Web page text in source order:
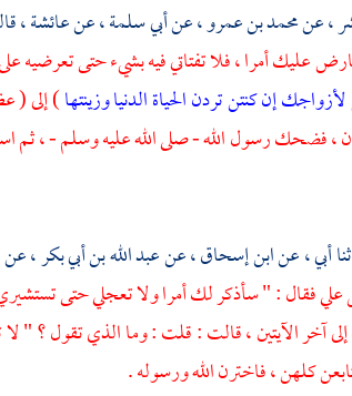
،عنمحمد بن عمرو ،عنأبي سلمة ،عنعائشة ،
عليك أمرا ، فلا تفتاتي فيه بشيء حتى تعرضيه
لأزواجك إن كنتن تردن الحياة الدنيا وزينتها) إلى (
،فضحك رسول الله - صلى الله عليه وسلم - ، ثم
أبي ، عنابن إسحاق ،عنعبد الله بن أبي بكر ،عن
علي فقال : " سأذكر لك أمرا ولا تعجلي حتى
إلى آخر الآيتين ، قالت : قلت : وما الذي تقول ؟ "
كلهن ، فاخترن الله ورسوله .